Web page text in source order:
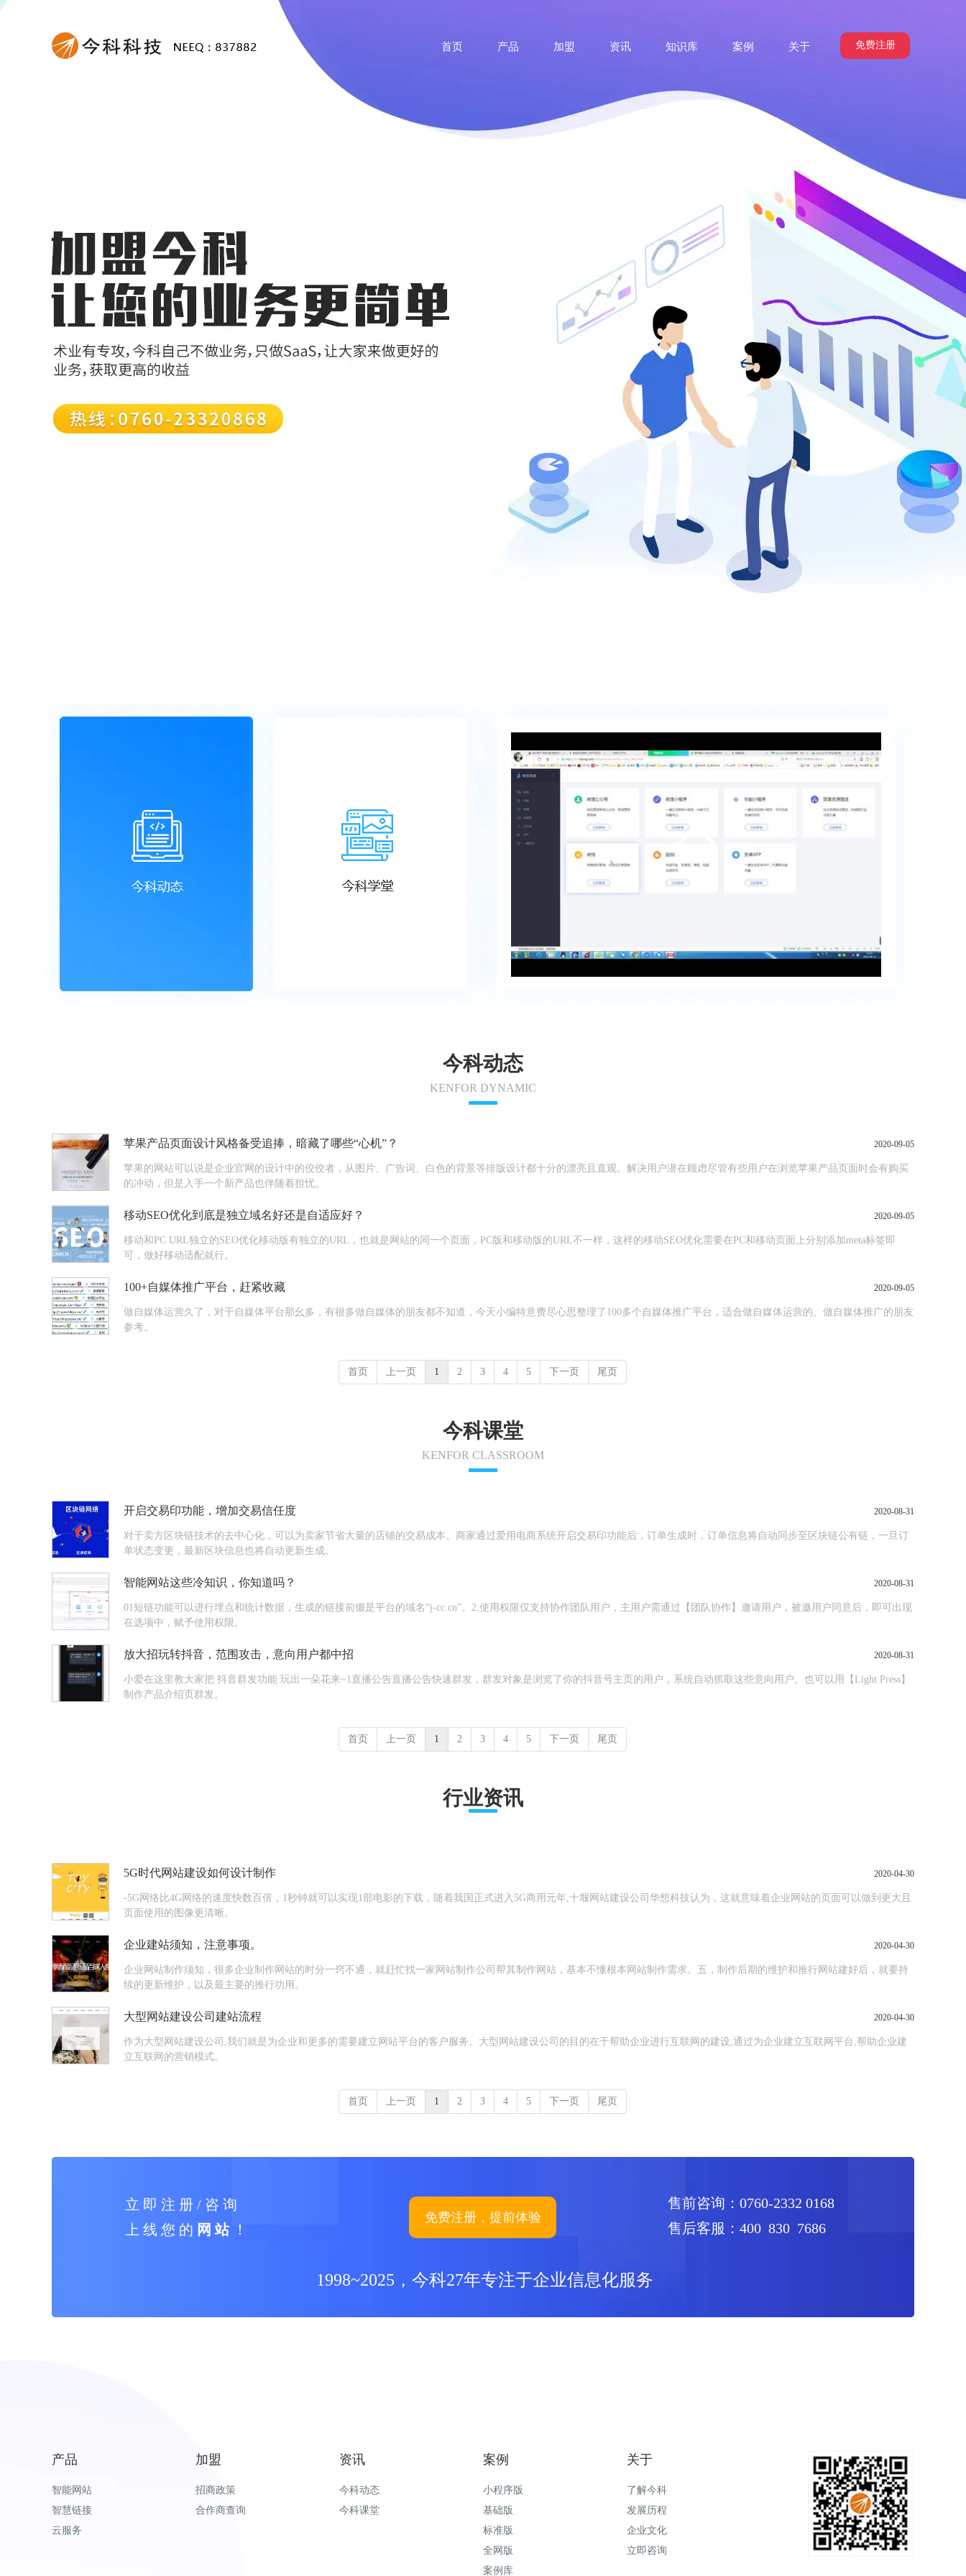
免费注册
首页 产品 加盟 资讯 知识库 案例 关于
今科动态
KENFOR DYNAMIC
苹果产品页面设计风格备受追捧，暗藏了哪些“心机”？ 2020-09-05
苹果的网站可以说是企业官网的设计中的佼佼者，从图片、广告词、白色的背景等排版设计都十分的漂亮且直观。解决用户潜在顾虑尽管有些用户在浏览苹果产品页面时会有购买
的冲动，但是入手一个新产品也伴随着担忧。
移动SEO优化到底是独立域名好还是自适应好？ 2020-09-05
移动和PC URL独立的SEO优化移动版有独立的URL，也就是网站的同一个页面，PC版和移动版的URL不一样，这样的移动SEO优化需要在PC和移动页面上分别添加meta标签即
可，做好移动适配就行。
100+自媒体推广平台，赶紧收藏 2020-09-05
做自媒体运营久了，对于自媒体平台那幺多，有很多做自媒体的朋友都不知道，今天小编特意费尽心思整理了100多个自媒体推广平台，适合做自媒体运营的、做自媒体推广的朋友
参考。
首页 上一页 1 2 3 4 5 下一页 尾页
今科课堂
KENFOR CLASSROOM
开启交易印功能，增加交易信任度 2020-08-31
对于卖方区块链技术的去中心化，可以为卖家节省大量的店铺的交易成本。商家通过爱用电商系统开启交易印功能后，订单生成时，订单信息将自动同步至区块链公有链，一旦订
单状态变更，最新区块信息也将自动更新生成。
智能网站这些冷知识，你知道吗？ 2020-08-31
01短链功能可以进行埋点和统计数据，生成的链接前缀是平台的域名“j-cc.cn”。2.使用权限仅支持协作团队用户，主用户需通过【团队协作】邀请用户，被邀用户同意后，即可出现
在选项中，赋予使用权限。
放大招玩转抖音，范围攻击，意向用户都中招 2020-08-31
小爱在这里教大家把 抖音群发功能 玩出一朵花来~1直播公告直播公告快速群发，群发对象是浏览了你的抖音号主页的用户，系统自动抓取这些意向用户。也可以用【Light Press】
制作产品介绍页群发。
首页 上一页 1 2 3 4 5 下一页 尾页
行业资讯
5G时代网站建设如何设计制作 2020-04-30
-5G网络比4G网络的速度快数百倍，1秒钟就可以实现1部电影的下载，随着我国正式进入5G商用元年,十堰网站建设公司华想科技认为，这就意味着企业网站的页面可以做到更大且
页面使用的图像更清晰。
企业建站须知，注意事项。 2020-04-30
企业网站制作须知，很多企业制作网站的时分一窍不通，就赶忙找一家网站制作公司帮其制作网站，基本不懂根本网站制作需求。五，制作后期的维护和推行网站建好后，就要持
续的更新维护，以及最主要的推行功用。
大型网站建设公司建站流程 2020-04-30
作为大型网站建设公司,我们就是为企业和更多的需要建立网站平台的客户服务。大型网站建设公司的目的在于帮助企业进行互联网的建设,通过为企业建立互联网平台,帮助企业建
立互联网的营销模式。
首页 上一页 1 2 3 4 5 下一页 尾页
售前咨询：0760-2332 0168
售后客服：400 830 7686
1998~2025，今科27年专注于企业信息化服务
立 即 注 册 / 咨 询
上 线 您 的 网 站！
免费注册，提前体验
产品
智能网站
智慧链接
云服务
加盟
招商政策
合作商查询
资讯
今科动态
今科课堂
案例
小程序版
基础版
标准版
全网版
案例库
关于
了解今科
发展历程
企业文化
立即咨询